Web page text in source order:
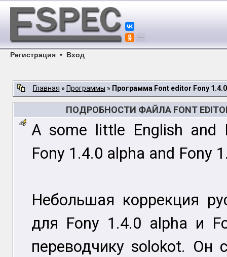
Регистрация • Вход
Главная » Программы » Программа Font editor Fony
ПОДРОБНОСТИ ФАЙЛА FONT EDITOR
A some little English and
Fony 1.4.0 alpha and Fony
Небольшая коррекция
для Fony 1.4.0 alpha и
переводчику solokot. Он